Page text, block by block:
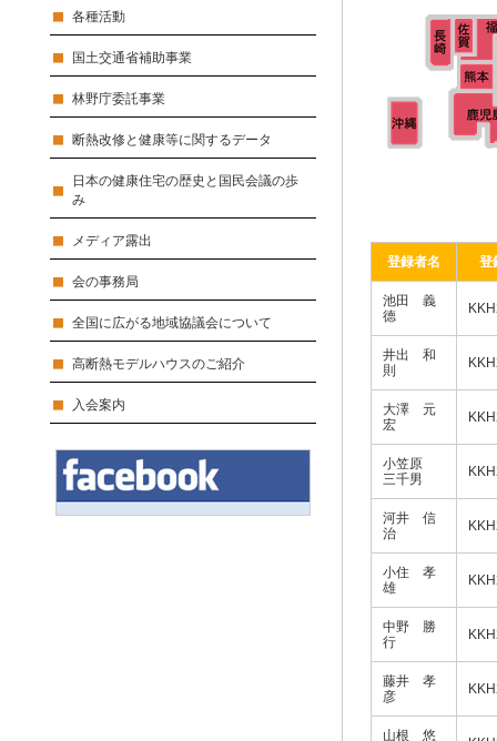
各種活動
国土交通省補助事業
林野庁委託事業
断熱改修と健康等に関するデータ
日本の健康住宅の歴史と国民会議の歩
み
メディア露出
会の事務局
全国に広がる地域協議会について
高断熱モデルハウスのご紹介
入会案内
登録者名 登
池田 義
德
井出 和
則
大澤 元
宏
小笠原
三千男
河井 信
治
小住 孝
雄
中野 勝
行
藤井 孝
彦
山根 悠